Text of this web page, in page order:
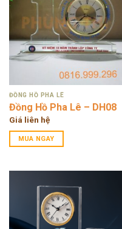
ĐỒNG HỒ PHA LÊ
Đồng Hồ Pha Lê – DH08
Giá liên hệ
MUA NGAY